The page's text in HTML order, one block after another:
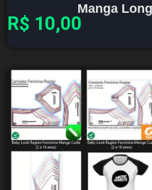
Manga
R$ 10,00